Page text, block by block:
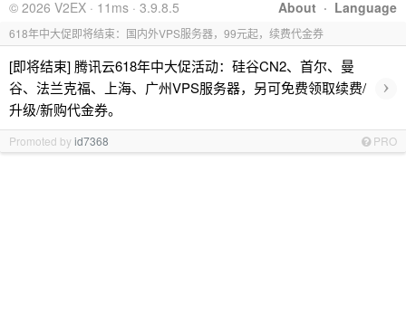
About · Language
© 2026 V2EX · 11ms · 3.9.8.5
618年中大促即将结束：国内外VPS服务器，99元起，续费代金券
[即将结束] 腾讯云618年中大促活动：硅谷CN2、首尔、曼
谷、法兰克福、上海、广州VPS服务器，另可免费领取续费/
升级/新购代金券。
›
Promoted byid7368 PRO